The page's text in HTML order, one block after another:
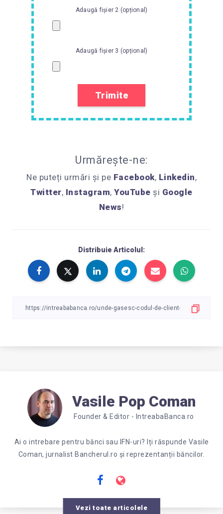
Adaugă fișier 2 (opțional)
Adaugă fișier 3 (opțional)
Urmărește-ne:
Ne puteți urmări și pe Facebook, Linkedin,
Twitter, Instagram,YouTube și Google
News!
Distribuie Articolul:
Vasile Pop Coman
Founder & Editor - IntreabaBanca.ro
Ai o intrebare pentru bănci sau IFN-uri? Iți răspunde Vasile
Coman, jurnalist Bancherul.ro și reprezentanții băncilor.
Vezi toate articolele